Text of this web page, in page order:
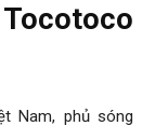
Nam, phủ sóng